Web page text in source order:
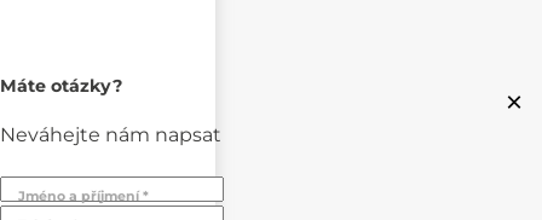
×
Máte otázky?
Neváhejte nám napsat
Jméno a příjmení *